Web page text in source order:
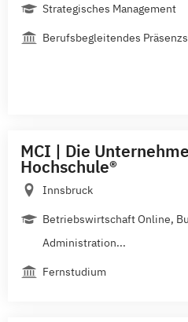
Strategisches Management
Berufsbegleitendes
MCI | Die
Hochschule®
Innsbruck
Betriebswirtschaft Online,
Administration...
Fernstudium